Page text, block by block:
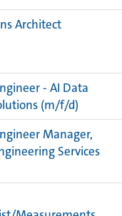
Architect
- AI Data
(m/f/d)
Manager,
Services